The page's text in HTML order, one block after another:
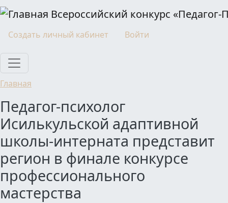
Перейти к основному содержанию
Всероссийский конкурс «Педагог-
Моя учетная запись
Создать личный кабинет Войти
Главная
Педагог-психолог
Исилькульской адаптивной
школы-интерната представит
регион в финале конкурсе
профессионального
мастерства